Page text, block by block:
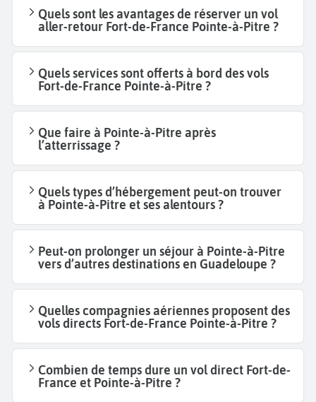
Quels sont les avantages de réserver un vol
aller-retour Fort-de-France Pointe-à-Pitre ?
Quels services sont offerts à bord des vols
Fort-de-France Pointe-à-Pitre ?
Que faire à Pointe-à-Pitre après
l’atterrissage ?
Quels types d’hébergement peut-on trouver
à Pointe-à-Pitre et ses alentours ?
Peut-on prolonger un séjour à Pointe-à-Pitre
vers d’autres destinations en Guadeloupe ?
Quelles compagnies aériennes proposent des
vols directs Fort-de-France Pointe-à-Pitre ?
Combien de temps dure un vol direct Fort-de-
France et Pointe-à-Pitre ?